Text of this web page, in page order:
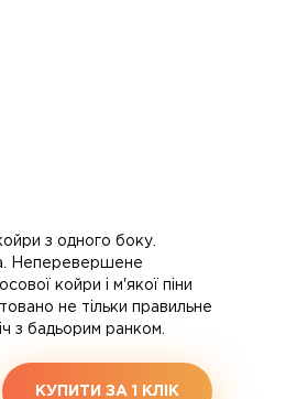
з одного боку.
Неперевершене
койри і м'якої піни
не тільки правильне
з бадьорим ранком.
КУПИТИ ЗА 1 КЛIК